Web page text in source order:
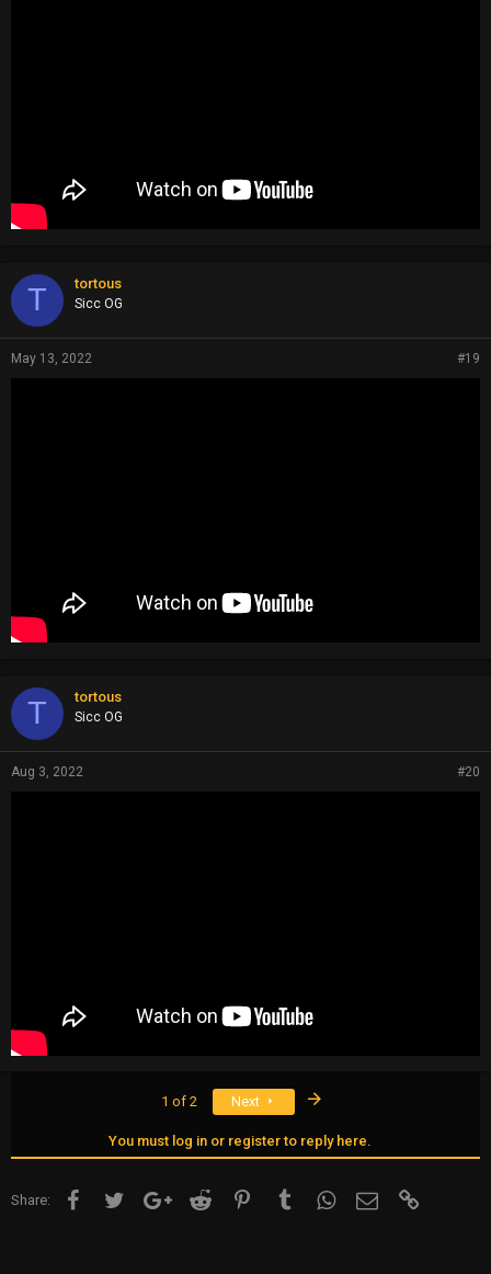
T tortous
Sicc OG
May 13, 2022 #19
T tortous
Sicc OG
Aug 3, 2022 #20
1 of 2 Next
You must log in or register to reply here.
Share: FacebookTwitter Google+Reddit Pinterest TumblrWhatsApp
Email